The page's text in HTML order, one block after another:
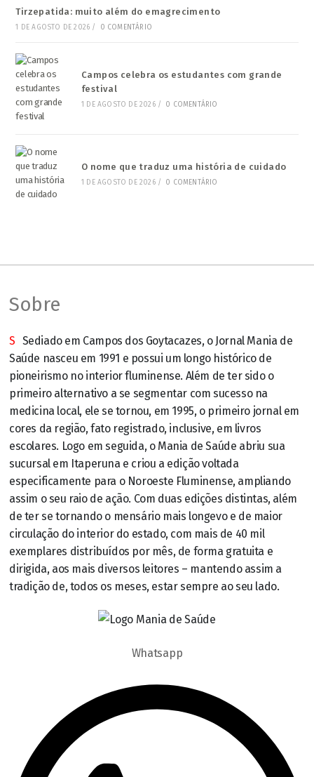
Tirzepatida: muito além do emagrecimento
1 DE AGOSTO DE 2026 / 0 COMENTÁRIO
Campos celebra os estudantes com grande
festival
1 DE AGOSTO DE 2026 / 0 COMENTÁRIO
O nome que traduz uma história de cuidado
1 DE AGOSTO DE 2026 / 0 COMENTÁRIO
Sobre
S Sediado em Campos dos Goytacazes, o Jornal Mania de
Saúde nasceu em 1991 e possui um longo histórico de
pioneirismo no interior fluminense. Além de ter sido o
primeiro alternativo a se segmentar com sucesso na
medicina local, ele se tornou, em 1995, o primeiro jornal em
cores da região, fato registrado, inclusive, em livros
escolares. Logo em seguida, o Mania de Saúde abriu sua
sucursal em Itaperuna e criou a edição voltada
especificamente para o Noroeste Fluminense, ampliando
assim o seu raio de ação. Com duas edições distintas, além
de ter se tornando o mensário mais longevo e de maior
circulação do interior do estado, com mais de 40 mil
exemplares distribuídos por mês, de forma gratuita e
dirigida, aos mais diversos leitores – mantendo assim a
tradição de, todos os meses, estar sempre ao seu lado.
Whatsapp